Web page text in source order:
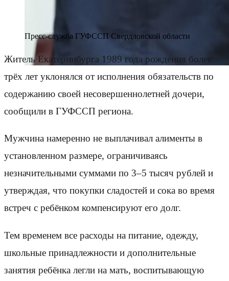
Пресс-служба ГУФССП Свердловской области
Житель Екатеринбурга 1989 года рождения более
трёх лет уклонялся от исполнения обязательств по
содержанию своей несовершеннолетней дочери,
сообщили в ГУФССП региона.
Мужчина намеренно не выплачивал алименты в
установленном размере, ограничиваясь
незначительными суммами по 3–5 тысяч рублей и
утверждая, что покупки сладостей и сока во время
встреч с ребёнком компенсируют его долг.
Тем временем все расходы на питание, одежду,
школьные принадлежности и дополнительные
занятия ребёнка легли на мать, воспитывающую